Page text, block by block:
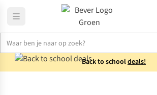
Back to schooldeals!